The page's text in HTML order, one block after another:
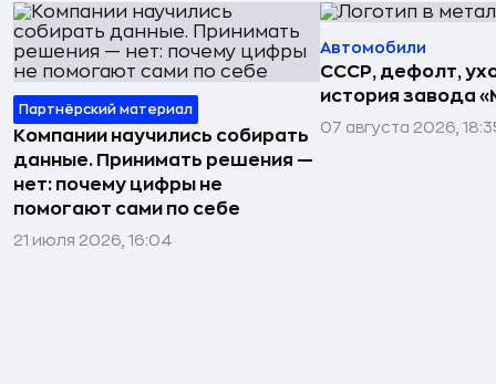
Партнёрский материал
Компании научились собирать
данные. Принимать решения —
нет: почему цифры не
помогают сами по себе
21 июля 2026, 16:04
Автомобили
СССР, дефолт,
история завода
07 августа 2026,